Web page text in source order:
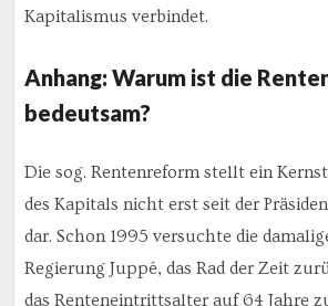
Kapitalismus verbindet.
Anhang: Warum ist die
bedeutsam?
Die sog. Rentenreform stellt ein
des Kapitals nicht erst seit der
dar. Schon 1995 versuchte die
Regierung Juppé, das Rad der Zeit
das Renteneintrittsalter auf 64 Jahre